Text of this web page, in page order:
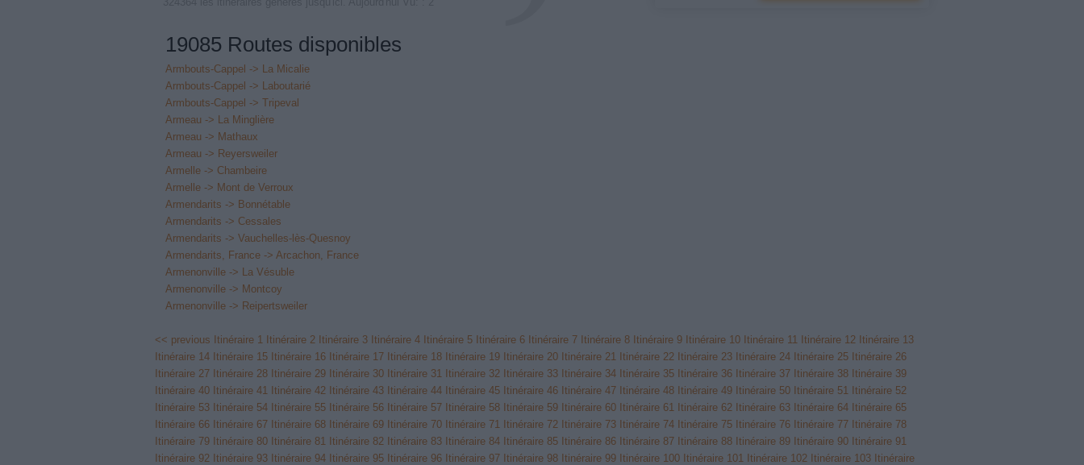
19085 Routes disponibles
Armbouts-Cappel -> La Micalie
Armbouts-Cappel -> Laboutarié
Armbouts-Cappel -> Tripeval
Armeau -> La Minglière
Armeau -> Mathaux
Armeau -> Reyersweiler
Armelle -> Chambeire
Armelle -> Mont de Verroux
Armendarits -> Bonnétable
Armendarits -> Cessales
Armendarits -> Vauchelles-lès-Quesnoy
Armendarits, France -> Arcachon, France
Armenonville -> La Vésuble
Armenonville -> Montcoy
Armenonville -> Reipertsweiler
<< previous Itinéraire 1 Itinéraire 2 Itinéraire 3 Itinéraire 4 Itinéraire 5 Itinéraire 6 Itinéraire 7 Itinéraire 8 Itinéraire 9 Itinéraire 10 Itinéraire 11 Itinéraire 12 Itinéraire 13
Itinéraire 14 Itinéraire 15 Itinéraire 16 Itinéraire 17 Itinéraire 18 Itinéraire 19 Itinéraire 20 Itinéraire 21 Itinéraire 22 Itinéraire 23 Itinéraire 24 Itinéraire 25 Itinéraire 26
Itinéraire 27 Itinéraire 28 Itinéraire 29 Itinéraire 30 Itinéraire 31 Itinéraire 32 Itinéraire 33 Itinéraire 34 Itinéraire 35 Itinéraire 36 Itinéraire 37 Itinéraire 38 Itinéraire 39
Itinéraire 40 Itinéraire 41 Itinéraire 42 Itinéraire 43 Itinéraire 44 Itinéraire 45 Itinéraire 46 Itinéraire 47 Itinéraire 48 Itinéraire 49 Itinéraire 50 Itinéraire 51 Itinéraire 52
Itinéraire 53 Itinéraire 54 Itinéraire 55 Itinéraire 56 Itinéraire 57 Itinéraire 58 Itinéraire 59 Itinéraire 60 Itinéraire 61 Itinéraire 62 Itinéraire 63 Itinéraire 64 Itinéraire 65
Itinéraire 66 Itinéraire 67 Itinéraire 68 Itinéraire 69 Itinéraire 70 Itinéraire 71 Itinéraire 72 Itinéraire 73 Itinéraire 74 Itinéraire 75 Itinéraire 76 Itinéraire 77 Itinéraire 78
Itinéraire 79 Itinéraire 80 Itinéraire 81 Itinéraire 82 Itinéraire 83 Itinéraire 84 Itinéraire 85 Itinéraire 86 Itinéraire 87 Itinéraire 88 Itinéraire 89 Itinéraire 90 Itinéraire 91
Itinéraire 92 Itinéraire 93 Itinéraire 94 Itinéraire 95 Itinéraire 96 Itinéraire 97 Itinéraire 98 Itinéraire 99 Itinéraire 100 Itinéraire 101 Itinéraire 102 Itinéraire 103 Itinéraire